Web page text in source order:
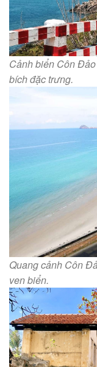
Cảnh biển Côn
bích đặc trưng.
Quang cảnh Côn
ven biển.